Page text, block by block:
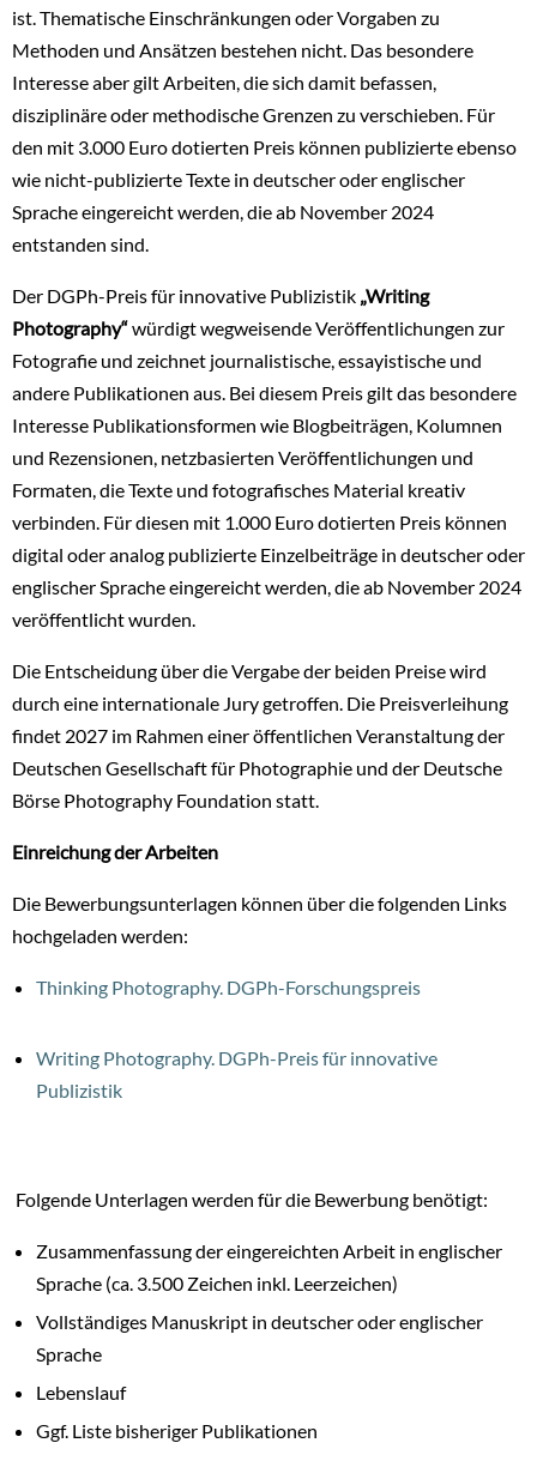
ist. Thematische Einschränkungen oder Vorgaben zu
Methoden und Ansätzen bestehen nicht. Das besondere
Interesse aber gilt Arbeiten, die sich damit befassen,
disziplinäre oder methodische Grenzen zu verschieben. Für
den mit 3.000 Euro dotierten Preis können publizierte ebenso
wie nicht-publizierte Texte in deutscher oder englischer
Sprache eingereicht werden, die ab November 2024
entstanden sind.
Der DGPh-Preis für innovative Publizistik „Writing
Photography“würdigt wegweisende Veröffentlichungen zur
Fotografie und zeichnet journalistische, essayistische und
andere Publikationen aus. Bei diesem Preis gilt das besondere
Interesse Publikationsformen wie Blogbeiträgen, Kolumnen
und Rezensionen, netzbasierten Veröffentlichungen und
Formaten, die Texte und fotografisches Material kreativ
verbinden. Für diesen mit 1.000 Euro dotierten Preis können
digital oder analog publizierte Einzelbeiträge in deutscher oder
englischer Sprache eingereicht werden, die ab November 2024
veröffentlicht wurden.
Die Entscheidung über die Vergabe der beiden Preise wird
durch eine internationale Jury getroffen. Die Preisverleihung
findet 2027 im Rahmen einer öffentlichen Veranstaltung der
Deutschen Gesellschaft für Photographie und der Deutsche
Börse Photography Foundation statt.
Einreichung der Arbeiten
Die Bewerbungsunterlagen können über die folgenden Links
hochgeladen werden:
Thinking Photography. DGPh-Forschungspreis
Writing Photography. DGPh-Preis für innovative
Publizistik
Folgende Unterlagen werden für die Bewerbung benötigt:
Zusammenfassung der eingereichten Arbeit in englischer
Sprache (ca. 3.500 Zeichen inkl. Leerzeichen)
Vollständiges Manuskript in deutscher oder englischer
Sprache
Lebenslauf
Ggf. Liste bisheriger Publikationen